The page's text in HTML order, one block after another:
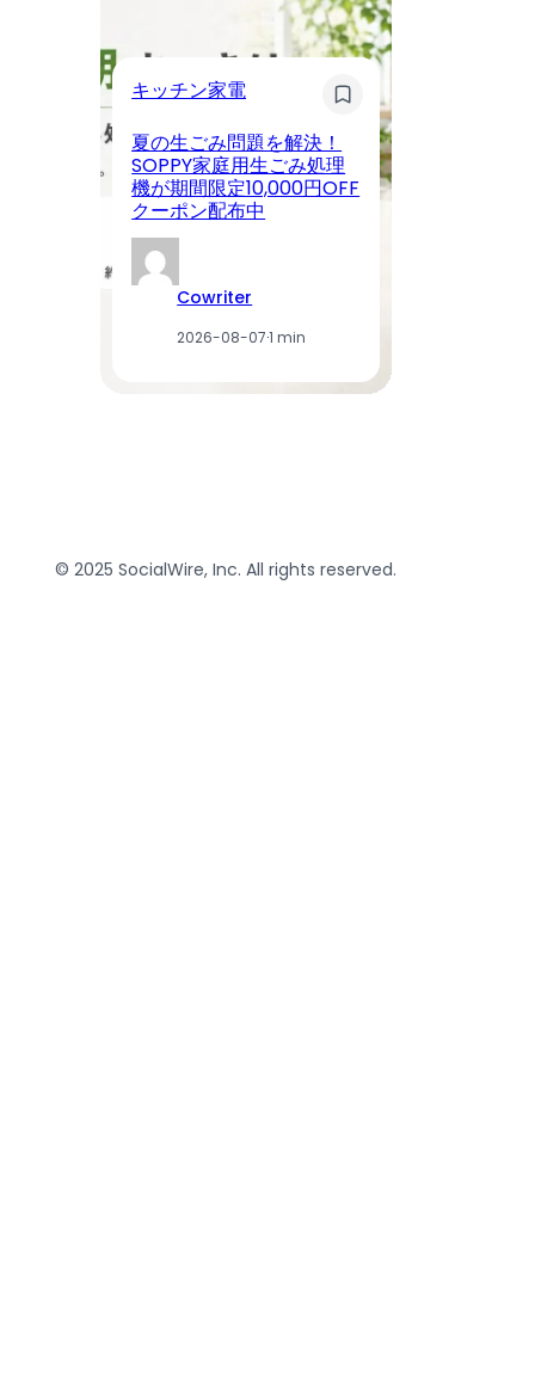
キッチン家電
夏の生ごみ問題を解決！
SOPPY家庭用生ごみ処理
機が期間限定10,000円OFF
クーポン配布中
Cowriter
2026-08-07·1 min
© 2025 SocialWire, Inc. All rights reserved.